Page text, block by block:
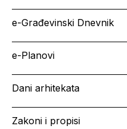
e-Građevinski Dnevnik
e-Planovi
Dani arhitekata
Zakoni i propisi